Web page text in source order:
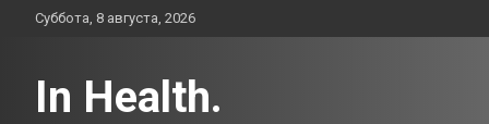
ПерейтиСуббота, 8 августа, 2026
In Health.